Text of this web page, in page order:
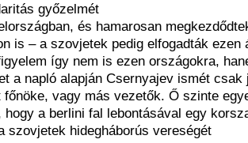
győzelmét
és hamarosan
is – a szovjetek pedig elfogadták ezen
így nem is ezen országokra,
a napló alapján Csernyajev ismét csak
főnöke, vagy más vezetők. Ő szinte
a berlini fal lebontásával egy
szovjetek hidegháborús vereségét